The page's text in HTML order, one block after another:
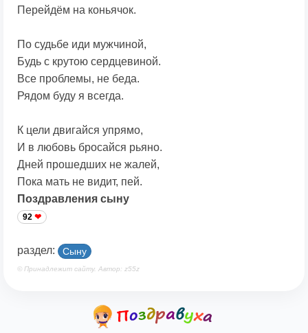
Перейдём на коньячок.
По судьбе иди мужчиной,
Будь с крутою сердцевиной.
Все проблемы, не беда.
Рядом буду я всегда.
К цели двигайся упрямо,
И в любовь бросайся рьяно.
Дней прошедших не жалей,
Пока мать не видит, пей.
Поздравления сыну
92
раздел: Сыну
© Принадлежит сайту. Автор: z55z